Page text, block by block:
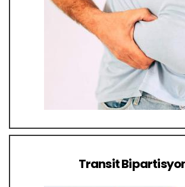
Transit